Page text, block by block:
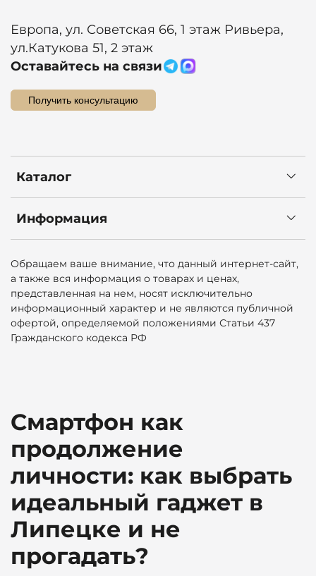
Каталог
Информация
Европа, ул. Советская 66, 1 этаж Ривьера,
ул.Катукова 51, 2 этаж
Оставайтесь на связи
Получить консультацию
Обращаем ваше внимание, что данный интернет-сайт,
а также вся информация о товарах и ценах,
представленная на нем, носят исключительно
информационный характер и не являются публичной
офертой, определяемой положениями Статьи 437
Гражданского кодекса РФ
Смартфон как
продолжение
личности: как выбрать
идеальный гаджет в
Липецке и не
прогадать?